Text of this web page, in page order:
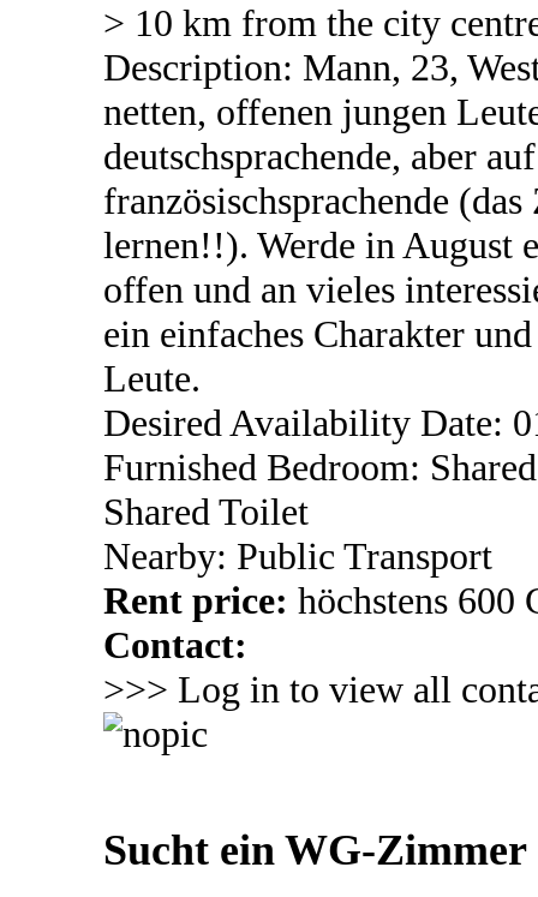
> 10 km from the city
Description: Mann, 23,
netten, offenen jungen
deutschsprachende, aber
französischsprachende
lernen!!). Werde in August
offen und an vieles
ein einfaches Charakter
Leute.
Desired Availability Date:
Furnished Bedroom:
Shared Toilet
Nearby: Public Transport
Rent price: höchstens 600
Contact:
>>> Log in to view all
Sucht ein WG-Zimmer